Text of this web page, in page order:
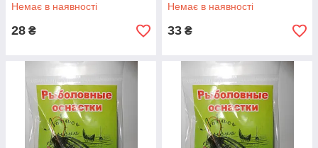
Немає в наявності
28 ₴
Немає в наявності
33 ₴